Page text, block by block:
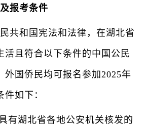
报考条件
共和国宪法和法律，在湖北省
活且符合以下条件的中国公民
外国侨民均可报名参加2025年
如下：
有湖北省各地公安机关核发的